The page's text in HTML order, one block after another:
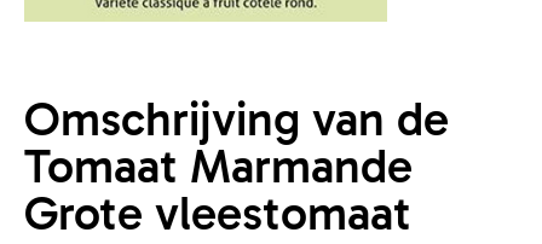
Omschrijving van de
Tomaat Marmande
Grote vleestomaat